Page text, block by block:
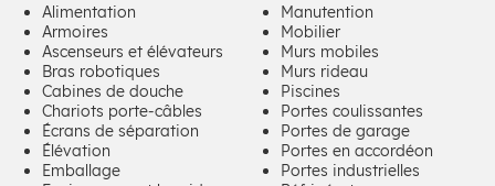
Alimentation
Armoires
Ascenseurs et élévateurs
Bras robotiques
Cabines de douche
Chariots porte-câbles
Écrans de séparation
Élévation
Emballage
Manutention
Mobilier
Murs mobiles
Murs rideau
Piscines
Portes coulissantes
Portes de garage
Portes en accordéon
Portes industrielles